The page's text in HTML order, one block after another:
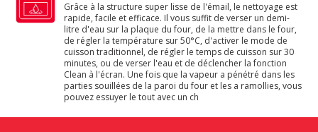
Grâce à la structure super lisse de l'émail, le nettoyage est
rapide, facile et efficace. Il vous suffit de verser un demi-
litre d'eau sur la plaque du four, de la mettre dans le four,
de régler la température sur 50°C, d'activer le mode de
cuisson traditionnel, de régler le temps de cuisson sur 30
minutes, ou de verser l'eau et de déclencher la fonction
Clean à l'écran. Une fois que la vapeur a pénétré dans les
parties souillées de la paroi du four et les a ramollies, vous
pouvez essuyer le tout avec un ch